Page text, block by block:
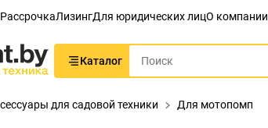
РассрочкаЛизингДля юридических лицО компании
Каталог
для садовой техники Для мотопомп